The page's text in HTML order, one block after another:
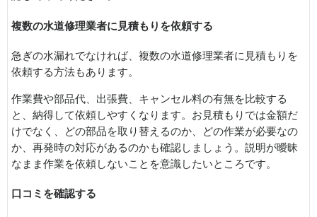
複数の水道修理業者に見積もりを依頼する
急ぎの水漏れでなければ、複数の水道修理業者に見積もりを
依頼する方法もあります。
作業費や部品代、出張費、キャンセル料の有無を比較する
と、納得して依頼しやすくなります。お見積もりでは金額だ
けでなく、どの部品を取り替えるのか、どの作業が必要なの
か、再発時の対応があるのかも確認しましょう。説明が曖昧
なまま作業を依頼しないことを意識したいところです。
口コミを確認する